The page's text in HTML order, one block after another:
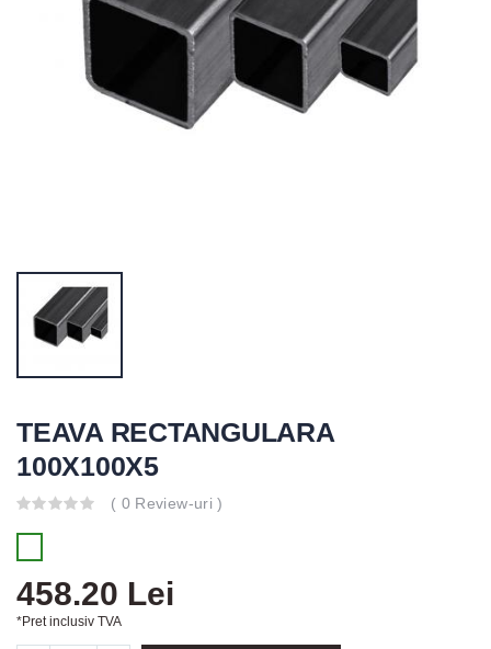
TEAVA RECTANGULARA
100X100X5
( 0 Review-uri )
458.20 Lei
*Pret inclusiv TVA